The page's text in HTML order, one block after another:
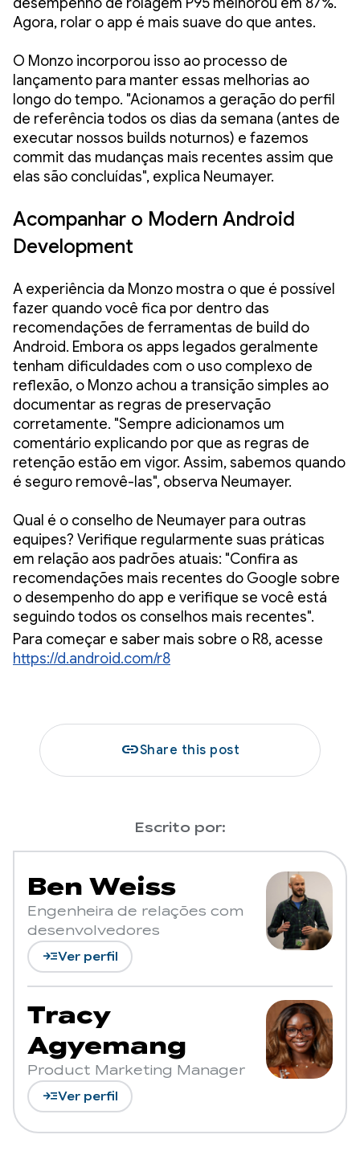
Agora, rolar o app é mais suave do que antes.
O Monzo incorporou isso ao processo de
lançamento para manter essas melhorias ao
longo do tempo. "Acionamos a geração do perfil
de referência todos os dias da semana (antes de
executar nossos builds noturnos) e fazemos
commit das mudanças mais recentes assim que
elas são concluídas", explica Neumayer.
Acompanhar o Modern Android
Development
A experiência da Monzo mostra o que é possível
fazer quando você fica por dentro das
recomendações de ferramentas de build do
Android. Embora os apps legados geralmente
tenham dificuldades com o uso complexo de
reflexão, o Monzo achou a transição simples ao
documentar as regras de preservação
corretamente. "Sempre adicionamos um
comentário explicando por que as regras de
retenção estão em vigor. Assim, sabemos quando
é seguro removê-las", observa Neumayer.
Qual é o conselho de Neumayer para outras
equipes? Verifique regularmente suas práticas
em relação aos padrões atuais: "Confira as
recomendações mais recentes do Google sobre
o desempenho do app e verifique se você está
seguindo todos os conselhos mais recentes".
Para começar e saber mais sobre o R8, acesse
https://d.android.com/r8
linkShare this post
Escrito por:
Ben Weiss
Engenheira de relações com
desenvolvedores
read_moreVer perfil
Tracy
Agyemang
Product Marketing Manager
read_moreVer perfil